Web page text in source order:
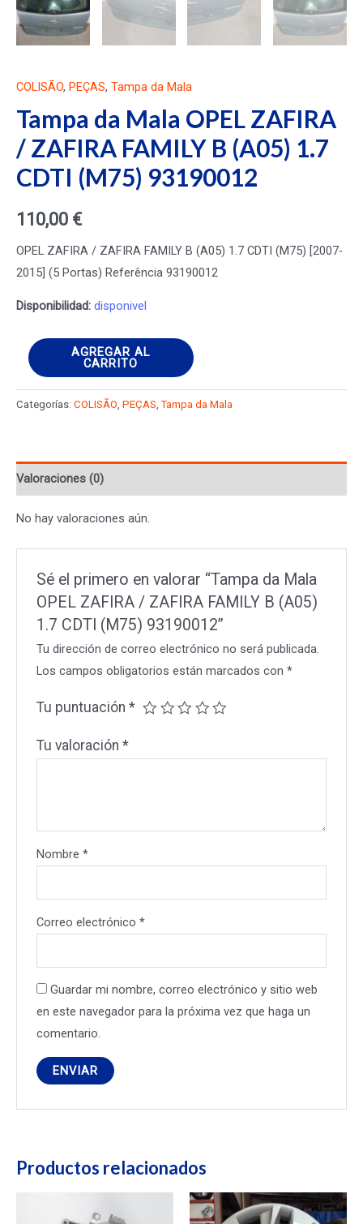
COLISÃO, PEÇAS, Tampa da Mala
Tampa da Mala OPEL ZAFIRA
/ ZAFIRA FAMILY B (A05) 1.7
CDTI (M75) 93190012
110,00 €
OPEL ZAFIRA / ZAFIRA FAMILY B (A05) 1.7 CDTI (M75) [2007-
2015] (5 Portas) Referência 93190012
Disponibilidad: disponivel
Tampa
Mala
OPEL
ZAFIRA
B
(A05)
CDTI
(M75)
93190012
cantidad
AGREGAR AL
CARRITO
Categorías: COLISÃO, PEÇAS,Tampa da Mala
Valoraciones (0)
No hay valoraciones aún.
Sé el primero en valorar “Tampa da Mala
OPEL ZAFIRA / ZAFIRA FAMILY B (A05)
1.7 CDTI (M75) 93190012”
Tu dirección de correo electrónico no será publicada.
Los campos obligatorios están marcados con*
Tu puntuación*
Tu valoración*
Nombre*
Correo electrónico*
Guardar mi nombre, correo electrónico y sitio web
en este navegador para la próxima vez que haga un
comentario.
Productos relacionados